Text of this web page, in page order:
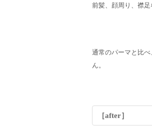
前髪、顔周り、襟
通常のパーマと比
ん。
［after］